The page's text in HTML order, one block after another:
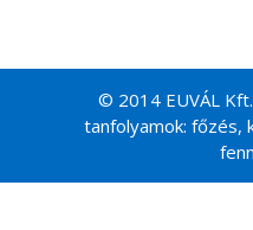
© 2014 EUVÁL
tanfolyamok: főzés,